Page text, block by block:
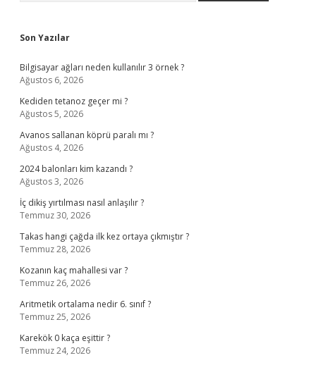
Son Yazılar
Bilgisayar ağları neden kullanılır 3 örnek ?
Ağustos 6, 2026
Kediden tetanoz geçer mi ?
Ağustos 5, 2026
Avanos sallanan köprü paralı mı ?
Ağustos 4, 2026
2024 balonları kim kazandı ?
Ağustos 3, 2026
İç dikiş yırtılması nasıl anlaşılır ?
Temmuz 30, 2026
Takas hangi çağda ilk kez ortaya çıkmıştır ?
Temmuz 28, 2026
Kozanın kaç mahallesi var ?
Temmuz 26, 2026
Aritmetik ortalama nedir 6. sınıf ?
Temmuz 25, 2026
Karekök 0 kaça eşittir ?
Temmuz 24, 2026